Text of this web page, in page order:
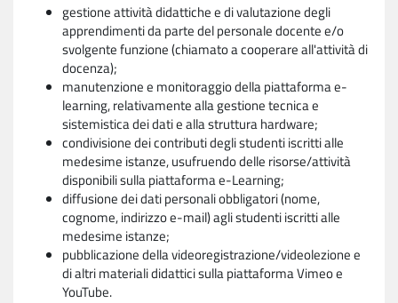
gestione attività didattiche e di valutazione degli
apprendimenti da parte del personale docente e/o
svolgente funzione (chiamato a cooperare all'attività di
docenza);
manutenzione e monitoraggio della piattaforma e-
learning, relativamente alla gestione tecnica e
sistemistica dei dati e alla struttura hardware;
condivisione dei contributi degli studenti iscritti alle
medesime istanze, usufruendo delle risorse/attività
disponibili sulla piattaforma e-Learning;
diffusione dei dati personali obbligatori (nome,
cognome, indirizzo e-mail) agli studenti iscritti alle
medesime istanze;
pubblicazione della videoregistrazione/videolezione e
di altri materiali didattici sulla piattaforma Vimeo e
YouTube.